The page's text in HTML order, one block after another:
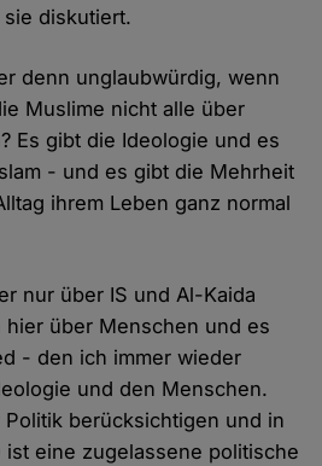
diskutiert.
denn unglaubwürdig, wenn
Muslime nicht alle über
Es gibt die Ideologie und es
- und es gibt die Mehrheit
ihrem Leben ganz normal
nur über IS und Al-Kaida
über Menschen und es
- den ich immer wieder
und den Menschen.
Politik berücksichtigen und in
ist eine zugelassene politische